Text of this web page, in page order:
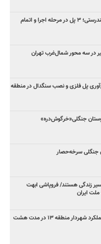
آخرین وضعیت پل‌های مسیر تندرستی؛ ۳ پل در مرحله اجرا و اتمام
در سه محور شمال‌غرب تهران
پل فلزی و نصب سنگدال در منطقه
جنگلی«خرگوش‌دره»
زندگی هستند/ فروپاشی ابهت
ایران
تقدیر معاون شهردار تهران از عملکرد شهردار منطقه ۱۳ در مدت هشت